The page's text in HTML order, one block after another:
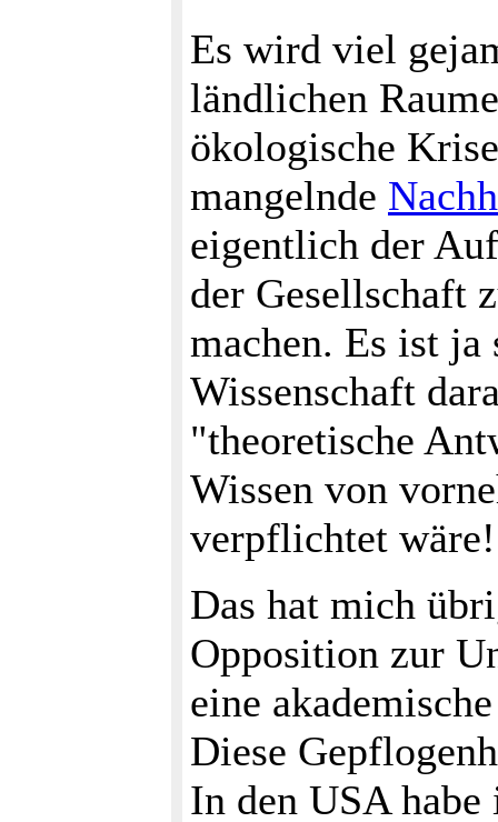
Es wird viel
ländlichen
ökologische
mangelnde
eigentlich der
der Gesellschaft
machen. Es ist
Wissenschaft
"theoretische
Wissen von
verpflichtet
Das hat mich
Opposition zur
eine
Diese
In den USA